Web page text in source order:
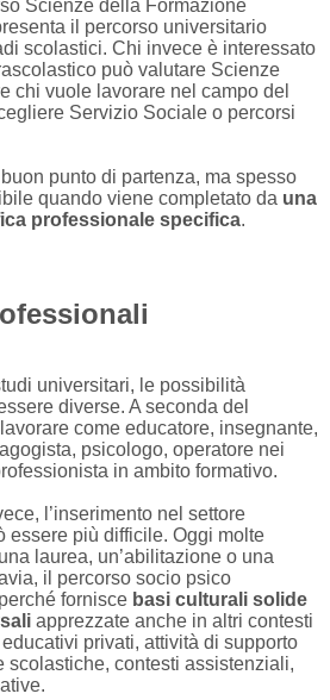
Scienze della Formazione
il percorso universitario
scolastici. Chi invece è interessato
può valutare Scienze
chi vuole lavorare nel campo del
Servizio Sociale o percorsi
punto di partenza, ma spesso
quando viene completato da una
professionale specifica.
universitari, le possibilità
diverse. A seconda del
come educatore, insegnante,
psicologo, operatore nei
in ambito formativo.
l’inserimento nel settore
essere più difficile. Oggi molte
laurea, un’abilitazione o una
il percorso socio psico
fornisce basi culturali solide
apprezzate anche in altri contesti
privati, attività di supporto
scolastiche, contesti assistenziali,